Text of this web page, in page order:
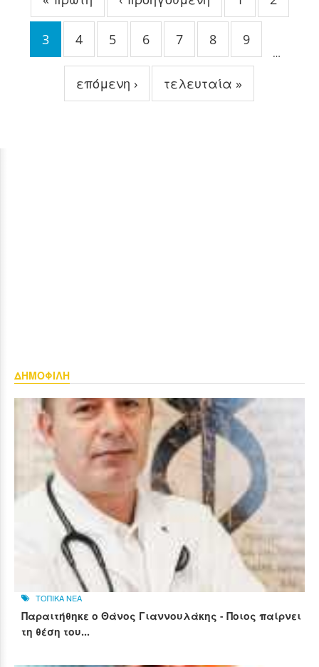
3 4 5 6 7 8 9
…
επόμενη › τελευταία »
ΔΗΜΟΦΙΛΗ
ΤΟΠΙΚΑ ΝΕΑ
Παραιτήθηκε ο Θάνος Γιαννουλάκης - Ποιος παίρνει
τη θέση του...